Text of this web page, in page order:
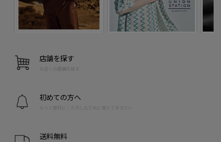
店舗を探す
お近くの店舗を探す
初めての方へ
もっと便利に！たのしむために覚えておきたい
送料無料